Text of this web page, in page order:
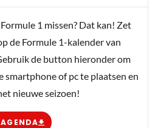
1 missen? Dat kan! Zet
de Formule 1-kalender van
de button hieronder om
smartphone of pc te plaatsen en
nieuwe seizoen!